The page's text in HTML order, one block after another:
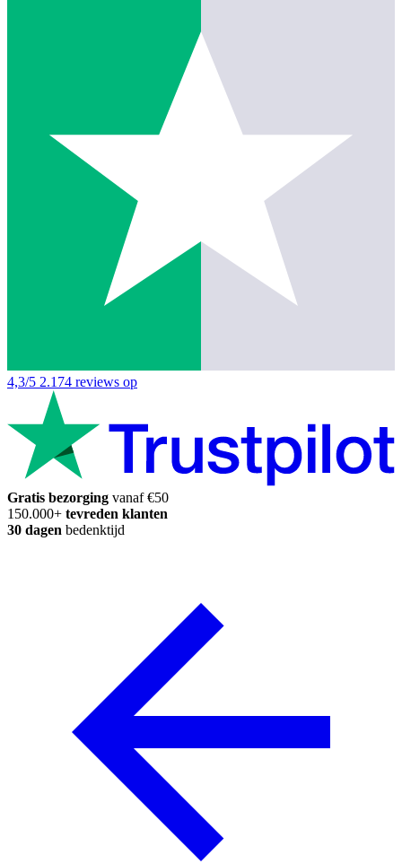
4,3/5 2.174 reviews op
Gratis bezorging vanaf €50
150.000+ tevreden klanten
30 dagen bedenktijd